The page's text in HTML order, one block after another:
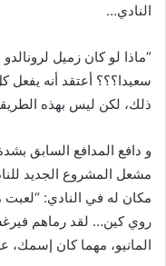
النادي…
“ماذا لو كان زميل
سعيدا؟؟؟ أعتقد أنه يفعل
ذلك، لكن ليس بهذه
و دافع المدافع السابق
مشعل المشروع الجديد
مكان له في النادي: “لعبت
روي كين… لقد رماهم
المانيو، مهما كان إسمك،